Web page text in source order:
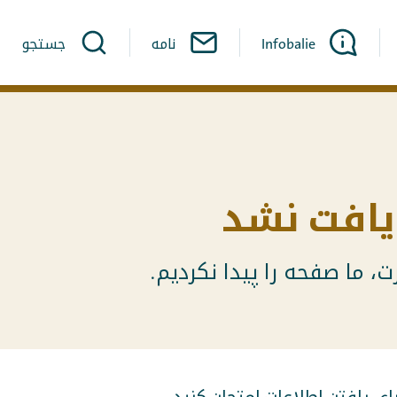
Infobalie نامه جستجو
نشد
ما صفحه را پیدا نکردیم.